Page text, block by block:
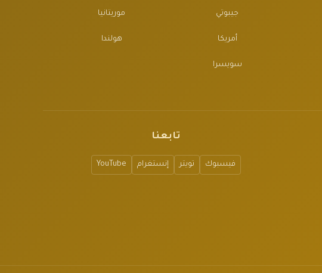
جيبوتي موريتانيا
أمريكا هولندا
سويسرا
تابعنا
فيسبوك تويتر إنستغرام YouTube